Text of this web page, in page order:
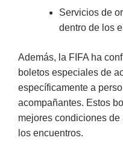
Servicios de
dentro de los
Además, la FIFA ha
boletos especiales de
específicamente a
acompañantes. Estos
mejores condiciones
los encuentros.